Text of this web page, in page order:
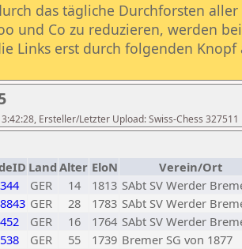
das tägliche Durchforsten aller
und Co zu reduzieren, werden
Links erst durch folgenden Knopf
Ersteller/Letzter Upload: Swiss-Chess 327511
Land Alter EloN
Verein/Ort
GER 14 1813 SAbt SV Werder
GER 28 1783 SAbt SV Werder
GER 16 1764 SAbt SV Werder
GER 55 1739 Bremer SG von 1877